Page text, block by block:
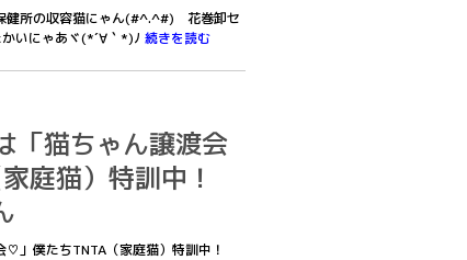
所の収容猫にゃん(#^.^#) 花巻卸セ
いにゃあヾ(*´∀｀*)ﾉ 続きを読む
猫ちゃん譲渡会
庭猫）特訓中！
」僕たちTNTA（家庭猫）特訓中！